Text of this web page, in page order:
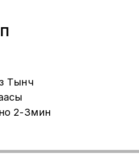
Тынч
2-3мин